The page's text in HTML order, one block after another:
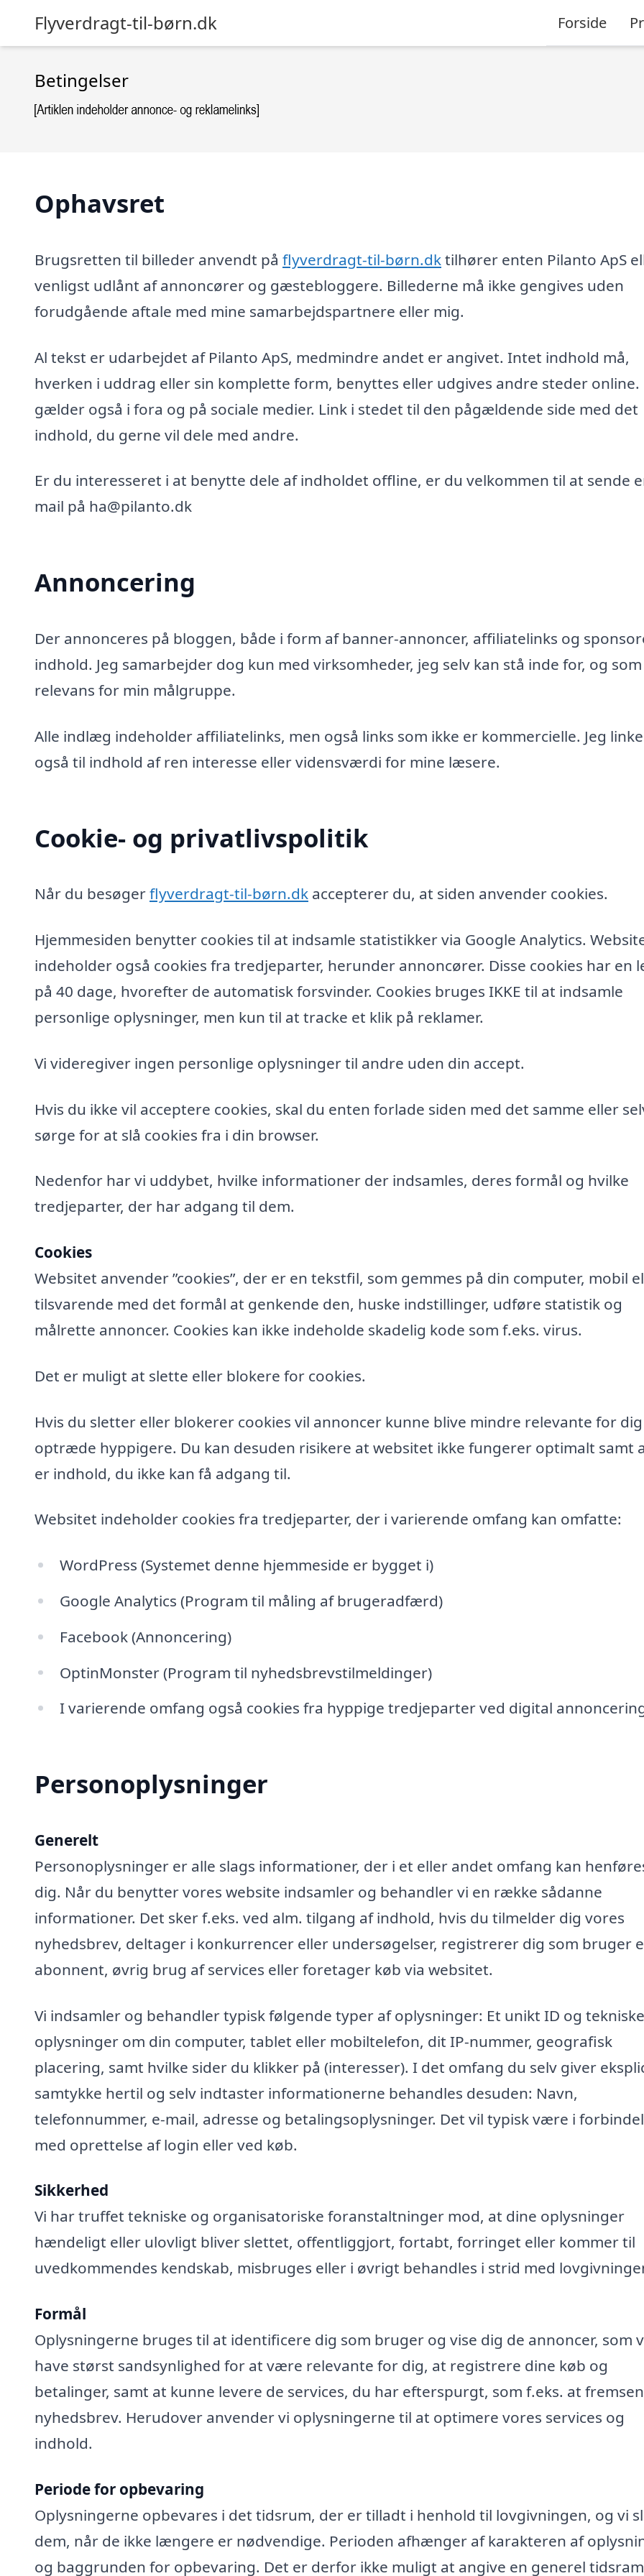
Flyverdragt-til-børn.dk Forside
Betingelser
Ophavsret
Brugsretten til billeder anvendt på flyverdragt-til-børn.dktilhører enten Pilanto ApS
venligst udlånt af annoncører og gæstebloggere. Billederne må ikke gengives uden
forudgående aftale med mine samarbejdspartnere eller mig.
Al tekst er udarbejdet af Pilanto ApS, medmindre andet er angivet. Intet indhold må,
hverken i uddrag eller sin komplette form, benyttes eller udgives andre steder
gælder også i fora og på sociale medier. Link i stedet til den pågældende side med det
indhold, du gerne vil dele med andre.
Er du interesseret i at benytte dele af indholdet offline, er du velkommen til at sende
mail på ha@pilanto.dk
Annoncering
Der annonceres på bloggen, både i form af banner-annoncer, affiliatelinks og
indhold. Jeg samarbejder dog kun med virksomheder, jeg selv kan stå inde for, og
relevans for min målgruppe.
Alle indlæg indeholder affiliatelinks, men også links som ikke er kommercielle. Jeg
også til indhold af ren interesse eller vidensværdi for mine læsere.
Cookie- og privatlivspolitik
Når du besøgerflyverdragt-til-børn.dk accepterer du, at siden anvender cookies.
Hjemmesiden benytter cookies til at indsamle statistikker via Google Analytics.
indeholder også cookies fra tredjeparter, herunder annoncører. Disse cookies har en
på 40 dage, hvorefter de automatisk forsvinder. Cookies bruges IKKE til at indsamle
personlige oplysninger, men kun til at tracke et klik på reklamer.
Vi videregiver ingen personlige oplysninger til andre uden din accept.
Hvis du ikke vil acceptere cookies, skal du enten forlade siden med det samme eller
sørge for at slå cookies fra i din browser.
Nedenfor har vi uddybet, hvilke informationer der indsamles, deres formål og hvilke
tredjeparter, der har adgang til dem.
Cookies
Websitet anvender ”cookies”, der er en tekstfil, som gemmes på din computer, mobil
tilsvarende med det formål at genkende den, huske indstillinger, udføre statistik og
målrette annoncer. Cookies kan ikke indeholde skadelig kode som f.eks. virus.
Det er muligt at slette eller blokere for cookies.
Hvis du sletter eller blokerer cookies vil annoncer kunne blive mindre relevante for
optræde hyppigere. Du kan desuden risikere at websitet ikke fungerer optimalt samt
er indhold, du ikke kan få adgang til.
Websitet indeholder cookies fra tredjeparter, der i varierende omfang kan omfatte:
WordPress (Systemet denne hjemmeside er bygget i)
Google Analytics (Program til måling af brugeradfærd)
Facebook (Annoncering)
OptinMonster (Program til nyhedsbrevstilmeldinger)
I varierende omfang også cookies fra hyppige tredjeparter ved digital
Personoplysninger
Generelt
Personoplysninger er alle slags informationer, der i et eller andet omfang kan
dig. Når du benytter vores website indsamler og behandler vi en række sådanne
informationer. Det sker f.eks. ved alm. tilgang af indhold, hvis du tilmelder dig vores
nyhedsbrev, deltager i konkurrencer eller undersøgelser, registrerer dig som bruger
abonnent, øvrig brug af services eller foretager køb via websitet.
Vi indsamler og behandler typisk følgende typer af oplysninger: Et unikt ID og tekniske
oplysninger om din computer, tablet eller mobiltelefon, dit IP-nummer, geografisk
placering, samt hvilke sider du klikker på (interesser). I det omfang du selv giver
samtykke hertil og selv indtaster informationerne behandles desuden: Navn,
telefonnummer, e-mail, adresse og betalingsoplysninger. Det vil typisk være i
med oprettelse af login eller ved køb.
Sikkerhed
Vi har truffet tekniske og organisatoriske foranstaltninger mod, at dine oplysninger
hændeligt eller ulovligt bliver slettet, offentliggjort, fortabt, forringet eller kommer til
uvedkommendes kendskab, misbruges eller i øvrigt behandles i strid med
Formål
Oplysningerne bruges til at identificere dig som bruger og vise dig de annoncer, som
have størst sandsynlighed for at være relevante for dig, at registrere dine køb og
betalinger, samt at kunne levere de services, du har efterspurgt, som f.eks. at
nyhedsbrev. Herudover anvender vi oplysningerne til at optimere vores services og
indhold.
Periode for opbevaring
Oplysningerne opbevares i det tidsrum, der er tilladt i henhold til lovgivningen, og vi
dem, når de ikke længere er nødvendige. Perioden afhænger af karakteren af
og baggrunden for opbevaring. Det er derfor ikke muligt at angive en generel